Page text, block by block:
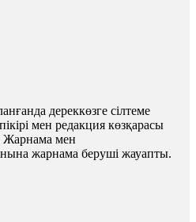
дереккөзге сілтеме
мен редакция көзқарасы
Жарнама мен
жарнама беруші жауапты.